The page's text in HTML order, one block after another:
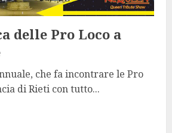
delle Pro Loco a
che fa incontrare le Pro
di Rieti con tutto...